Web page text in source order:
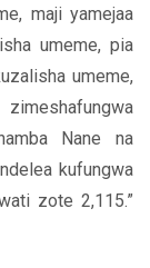
maji yamejaa
umeme, pia
umeme,
Nane na
kufungwa
zote 2,115.”